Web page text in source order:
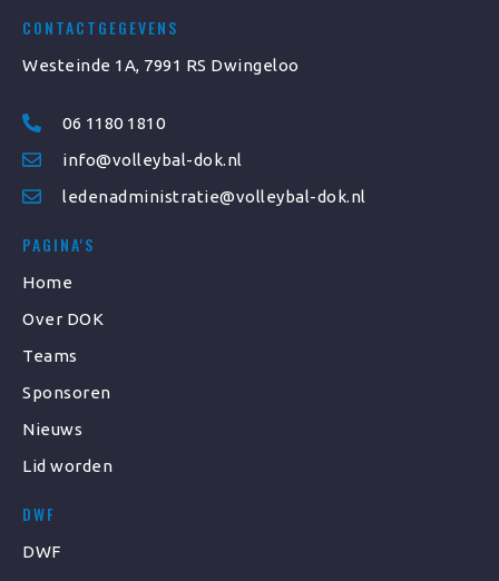
CONTACTGEGEVENS
Westeinde 1A, 7991 RS Dwingeloo
06 1180 1810
info@volleybal-dok.nl
ledenadministratie@volleybal-dok.nl
PAGINA'S
Home
Over DOK
Teams
Sponsoren
Nieuws
Lid worden
DWF
DWF